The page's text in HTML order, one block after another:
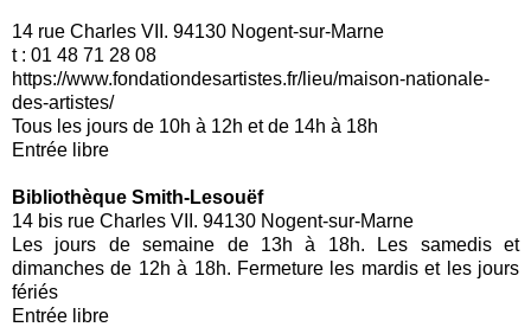
14 rue Charles VII. 94130 Nogent-sur-Marne
t : 01 48 71 28 08
https://www.fondationdesartistes.fr/lieu/maison-nationale-
des-artistes/
Tous les jours de 10h à 12h et de 14h à 18h
Entrée libre
Bibliothèque Smith-Lesouëf
14 bis rue Charles VII. 94130 Nogent-sur-Marne
Les jours de semaine de 13h à 18h. Les samedis et
dimanches de 12h à 18h. Fermeture les mardis et les jours
fériés
Entrée libre